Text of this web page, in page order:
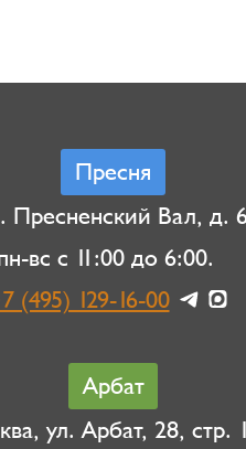
Пресня
Пресненский Вал, д.
вс с 11:00 до 6:00.
(495) 129-16-00
Арбат
ул. Арбат, 28, стр.